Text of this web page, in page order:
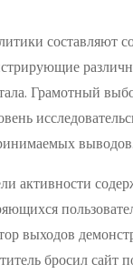
составляют
Грамотный
выводов.
активности
выходов
бросил сайт